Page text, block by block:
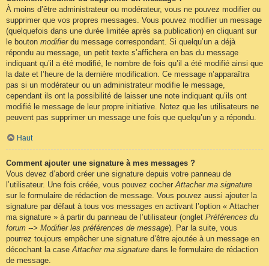
À moins d’être administrateur ou modérateur, vous ne pouvez modifier ou
supprimer que vos propres messages. Vous pouvez modifier un message
(quelquefois dans une durée limitée après sa publication) en cliquant sur
le bouton modifierdu message correspondant. Si quelqu’un a déjà
répondu au message, un petit texte s’affichera en bas du message
indiquant qu’il a été modifié, le nombre de fois qu’il a été modifié ainsi que
la date et l’heure de la dernière modification. Ce message n’apparaîtra
pas si un modérateur ou un administrateur modifie le message,
cependant ils ont la possibilité de laisser une note indiquant qu’ils ont
modifié le message de leur propre initiative. Notez que les utilisateurs ne
peuvent pas supprimer un message une fois que quelqu’un y a répondu.
Haut
Comment ajouter une signature à mes messages ?
Vous devez d’abord créer une signature depuis votre panneau de
l’utilisateur. Une fois créée, vous pouvez cocherAttacher ma signature
sur le formulaire de rédaction de message. Vous pouvez aussi ajouter la
signature par défaut à tous vos messages en activant l’option « Attacher
ma signature » à partir du panneau de l’utilisateur (onglet Préférences du
forum --> Modifier les préférences de message). Par la suite, vous
pourrez toujours empêcher une signature d’être ajoutée à un message en
décochant la caseAttacher ma signature dans le formulaire de rédaction
de message.